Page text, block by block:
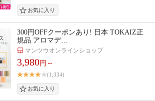
300円OFFクーポンあり! 日本 TOKAIZ正
規品 アロマデ…
マンツウオンラインショップ
3,980円～
(1,334)